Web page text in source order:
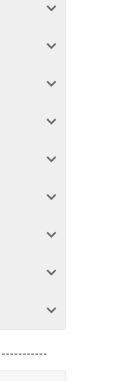
-----------